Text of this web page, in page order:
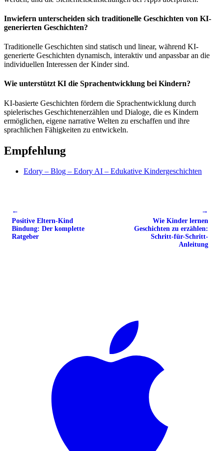
Inwiefern unterscheiden sich traditionelle Geschichten von KI-
generierten Geschichten?
Traditionelle Geschichten sind statisch und linear, während KI-
generierte Geschichten dynamisch, interaktiv und anpassbar an die
individuellen Interessen der Kinder sind.
Wie unterstützt KI die Sprachentwicklung bei Kindern?
KI-basierte Geschichten fördern die Sprachentwicklung durch
spielerisches Geschichtenerzählen und Dialoge, die es Kindern
ermöglichen, eigene narrative Welten zu erschaffen und ihre
sprachlichen Fähigkeiten zu entwickeln.
Empfehlung
Edory – Blog – Edory AI – Edukative Kindergeschichten
←
Positive Eltern-Kind
Bindung: Der komplette
Ratgeber
→
Wie Kinder lernen
Geschichten zu erzählen:
Schritt-für-Schritt-
Anleitung